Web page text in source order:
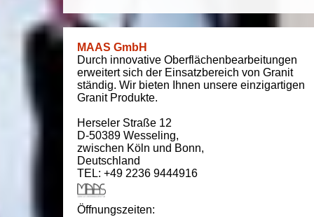
MAAS GmbH
Durch innovative Oberflächenbearbeitungen
erweitert sich der Einsatzbereich von Granit
ständig. Wir bieten Ihnen unsere einzigartigen
Granit Produkte.
Herseler Straße 12
D-50389 Wesseling,
zwischen Köln und Bonn,
Deutschland
TEL: +49 2236 9444916
Öffnungszeiten: